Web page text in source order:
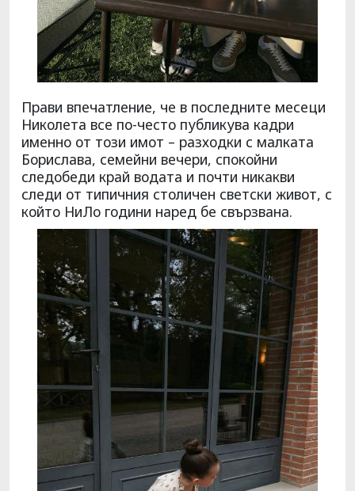
Прави впечатление, че в последните месеци
Николета все по-често публикува кадри
именно от този имот – разходки с малката
Борислава, семейни вечери, спокойни
следобеди край водата и почти никакви
следи от типичния столичен светски живот, с
който НиЛо години наред бе свързвана.